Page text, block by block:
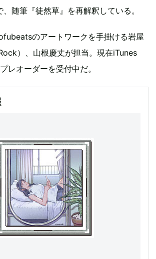
随筆『徒然草』を再解釈している。
のアートワークを手掛ける岩屋
）、山根慶丈が担当。現在iTunes
レオーダーを受付中だ。